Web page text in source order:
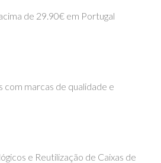
de 29.90€ em Portugal
com marcas de qualidade e
e Reutilização de Caixas de